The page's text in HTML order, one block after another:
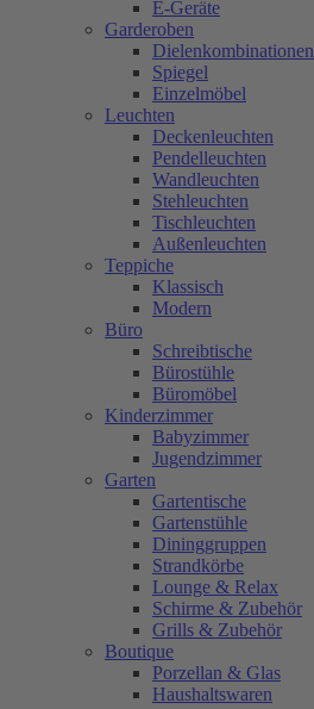
E-Geräte
Garderoben
Dielenkombinationen
Spiegel
Einzelmöbel
Leuchten
Deckenleuchten
Pendelleuchten
Wandleuchten
Stehleuchten
Tischleuchten
Außenleuchten
Teppiche
Klassisch
Modern
Büro
Schreibtische
Bürostühle
Büromöbel
Kinderzimmer
Babyzimmer
Jugendzimmer
Garten
Gartentische
Gartenstühle
Dininggruppen
Strandkörbe
Lounge & Relax
Schirme & Zubehör
Grills & Zubehör
Boutique
Porzellan & Glas
Haushaltswaren